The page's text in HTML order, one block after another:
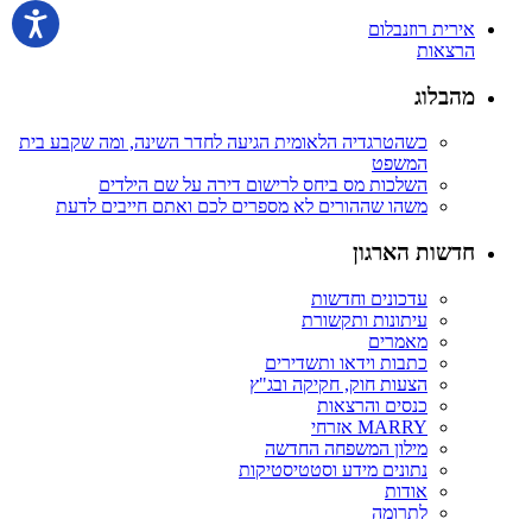
אירית רוזנבלום
הרצאות
מהבלוג
כשהטרגדיה הלאומית הגיעה לחדר השינה, ומה שקבע בית
המשפט
השלכות מס ביחס לרישום דירה על שם הילדים
משהו שההורים לא מספרים לכם ואתם חייבים לדעת
חדשות הארגון
עדכונים וחדשות
עיתונות ותקשורת
מאמרים
כתבות וידאו ותשדירים
הצעות חוק, חקיקה ובג"ץ
כנסים והרצאות
MARRY אזרחי
מילון המשפחה החדשה
נתונים מידע וסטטיסטיקות
אודות
לתרומה